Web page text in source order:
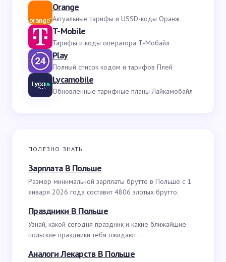
Orange
Актуальные тарифы и USSD-коды Оранж
T-Mobile
Тарифы и коды оператора Т-Мобайл
Play
Полный список кодом и тарифов Плей
Lycamobile
Обновленные тарифные планы Лайкамобайл
ПОЛЕЗНО ЗНАТЬ
Зарплата В Польше
Размер минимальной зарплаты брутто в Польше с 1
января 2026 года составит 4806 злотых брутто.
Праздники В Польше
Узнай, какой сегодня праздник и какие ближайшие
польские праздники тебя ожидают.
Аналоги Лекарств В Польше